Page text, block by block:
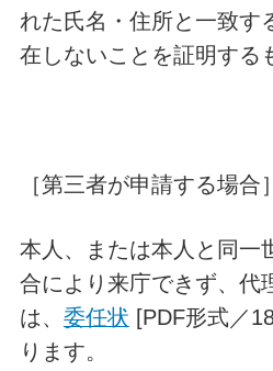
れた氏名・住所と一致す
在しないことを証明する
［第三者が申請する場合］
本人、または本人と同一
合により来庁できず、代
は、 委任状 [PDF形式／
ります。